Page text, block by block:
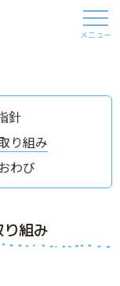
メニュー
針
り組み
わび
組み